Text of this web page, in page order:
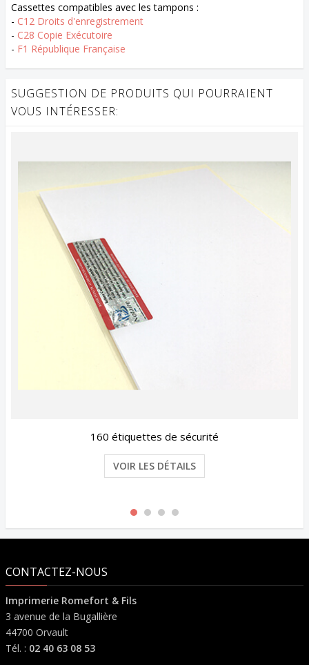
Cassettes compatibles avec les tampons :
- C12 Droits d'enregistrement
- C28 Copie Exécutoire
- F1 République Française
SUGGESTION DE PRODUITS QUI POURRAIENT
VOUS INTÉRESSER:
160 étiquettes de sécurité
VOIR LES DÉTAILS
CONTACTEZ-NOUS
Imprimerie Romefort & Fils
3 avenue de la Bugallière
44700 Orvault
Tél. : 02 40 63 08 53